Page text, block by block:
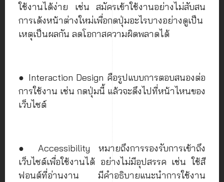
ใช้งานได้ง่าย เช่น สมัครเข้าใช้งานอย่างไม่สับสน
การเด้งหน้าต่างใหม่เพื่อกดปุ่มอะไรบางอย่างดูเป็น
เหตุเป็นผลกัน ลดโอกาสความผิดพลาดได้
● Interaction Design คือรูปแบบการตอบสนองต่อ
การใช้งาน เช่น กดปุ่มนี้ แล้วจะดึงไปที่หน้าไหนของ
เว็บไซต์
● Accessibility หมายถึงการรองรับการเข้าถึง
เว็บไซต์เพื่อใช้งานได้ อย่างไม่มีอุปสรรค เช่น ใช้สี
ฟอนต์ที่อ่านงาน มีคำอธิบายแนะนำการใช้งาน